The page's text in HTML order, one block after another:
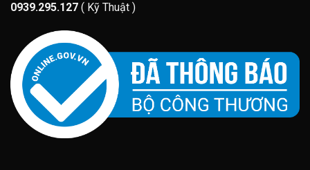
0939.295.127 ( Kỹ Thuật )